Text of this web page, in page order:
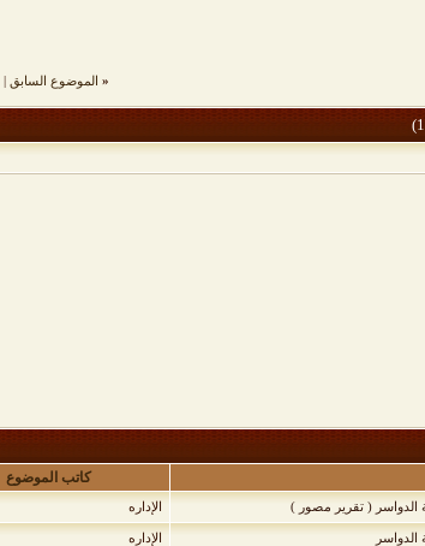
« الموضوع السابق |
كاتب الموضوع
الدواسر ( تقرير مصور ) الإداره
الدواسر الإداره